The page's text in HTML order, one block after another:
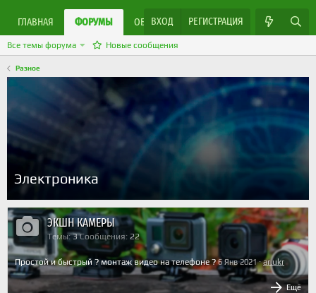
ГЛАВНАЯ ФОРУМЫ ОБЪЯВЛЕНИЯ ЯРМАРКА МАСТЕРОВ
ВХОД РЕГИСТРАЦИЯ
Все темы форума Новые сообщения
Разное
Электроника
ЭКШН КАМЕРЫ
Темы 3 Сообщения 22
Ещё
Простой и быстрый ? монтаж видео на телефоне ? 6 Янв 2021 ar.ukr